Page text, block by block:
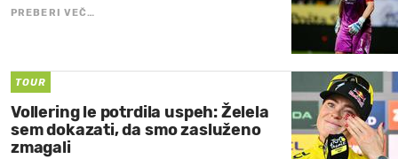
PREBERI VEČ…
TOUR
Vollering le potrdila uspeh: Želela
sem dokazati, da smo zasluženo
zmagali